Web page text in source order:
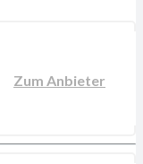
Zum Anbieter